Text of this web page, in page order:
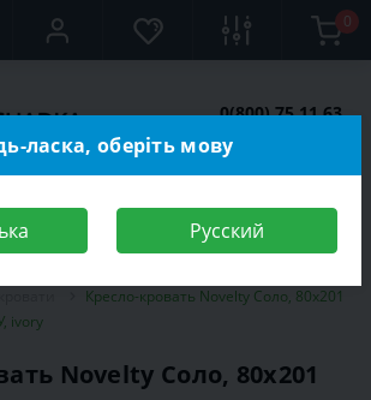
0
0(800) 75 11 63
Кресло-кровать Novelty Соло, 80х201
ivory
Novelty Соло, 80х201
ласка, оберіть мову
Русский